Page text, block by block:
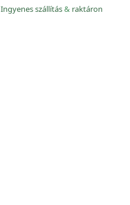
Ingyenes szállítás& raktáron